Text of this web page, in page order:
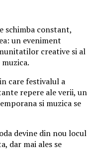
schimba constant,
un eveniment
creative si al
care festivalul a
repere ale verii, un
si muzica se
devine din nou locul
dar mai ales se